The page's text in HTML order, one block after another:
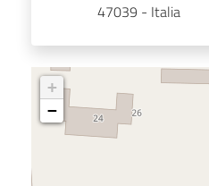
47039 - Italia
+
−